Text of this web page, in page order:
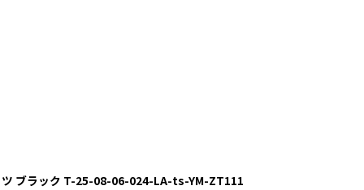
ツ ブラック T-25-08-06-024-LA-ts-YM-ZT111